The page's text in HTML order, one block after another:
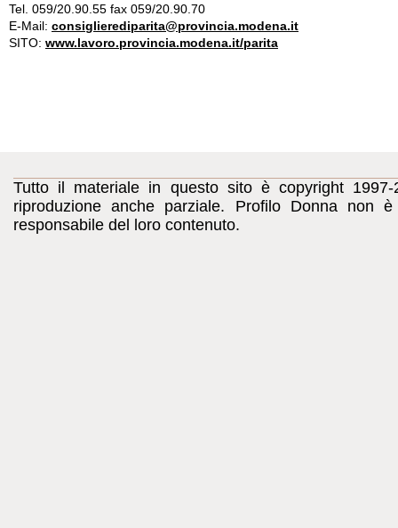
Tel. 059/20.90.55 fax 059/20.90.70
E-Mail: consiglierediparita@provincia.modena.it
SITO: www.lavoro.provincia.modena.it/parita
Tutto il materiale in questo sito è copyright
riproduzione anche parziale. Profilo Donna
responsabile del loro contenuto.